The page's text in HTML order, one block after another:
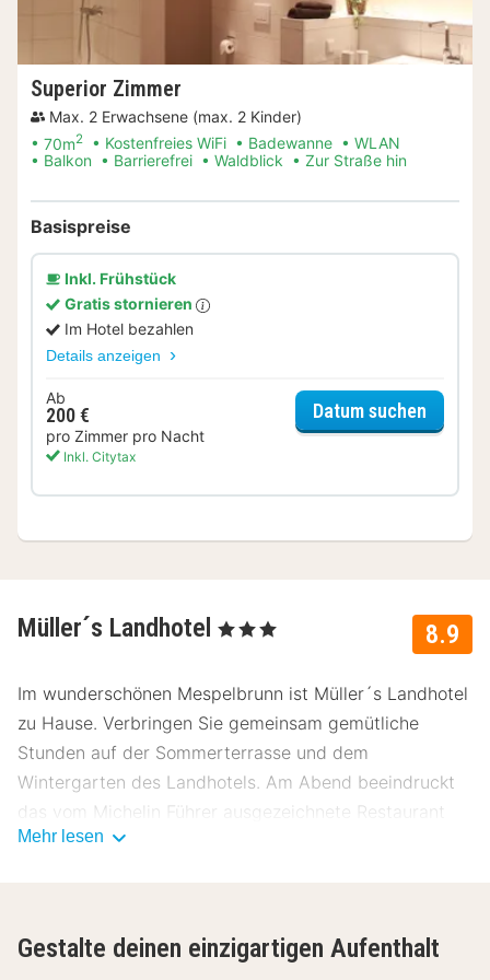
Superior Zimmer
Max. 2 Erwachsene (max. 2 Kinder)
70m2 Kostenfreies WiFi Badewanne
WLAN
Balkon
Barrierefrei Waldblick Zur Straße hin
Basispreise
Inkl. Frühstück
Gratis stornieren
Im Hotel bezahlen
Details anzeigen
Ab
200 €
pro Zimmer pro Nacht
Inkl. Citytax
Datum suchen
8.9
Müller´s Landhotel , 3 Sterne
Im wunderschönen Mespelbrunn ist Müller´s Landhotel
zu Hause. Verbringen Sie gemeinsam gemütliche
Stunden auf der Sommerterrasse und dem
Wintergarten des Landhotels. Am Abend beeindruckt
das vom Michelin Führer ausgezeichnete Restaurant
Müller’s Frischeküche mit heimischen und
Mehr lesen
Gestalte deinen einzigartigen Aufenthalt